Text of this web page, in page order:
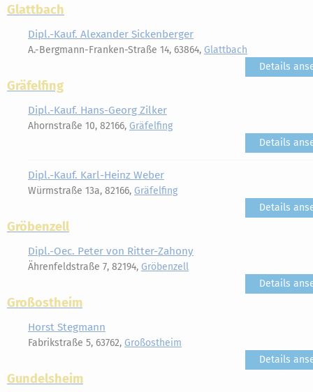
Glattbach
Dipl.-Kauf. Alexander Sickenberger
A.-Bergmann-Franken-Straße 14, 63864, Glattbach
Details
Gräfelfing
Dipl.-Kauf. Hans-Georg Zilker
Ahornstraße 10, 82166, Gräfelfing
Details
Dipl.-Kauf. Karl-Heinz Weber
Würmstraße 13a, 82166, Gräfelfing
Details
Gröbenzell
Dipl.-Oec. Peter von Ritter-Zahony
Ährenfeldstraße 7, 82194, Gröbenzell
Details
Großostheim
Horst Stegmann
Fabrikstraße 5, 63762, Großostheim
Details
Gundelsheim